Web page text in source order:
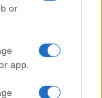
or
app.